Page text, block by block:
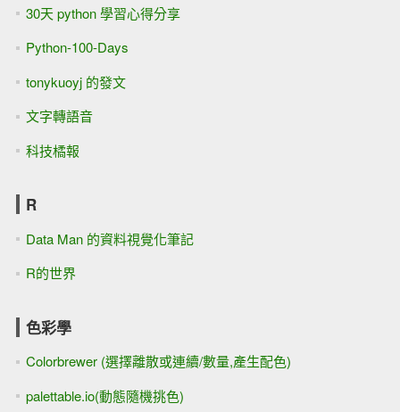
30天 python 學習心得分享
Python-100-Days
tonykuoyj 的發文
文字轉語音
科技橘報
R
Data Man 的資料視覺化筆記
R的世界
色彩學
Colorbrewer (選擇離散或連續/數量,產生配色)
palettable.io(動態隨機挑色)